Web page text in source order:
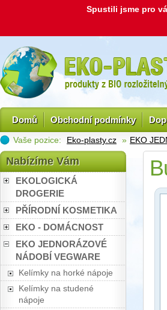
Spustili jsme pro
Domů Obchodní podmínky
Vaše pozice: Eko-plasty.cz » EKO
Nabízíme Vám
EKOLOGICKÁ
DROGERIE
PŘÍRODNÍ KOSMETIKA
EKO - DOMÁCNOST
EKO JEDNORÁZOVÉ
NÁDOBÍ VEGWARE
Kelímky na horké nápoje
Kelímky na studené
nápoje